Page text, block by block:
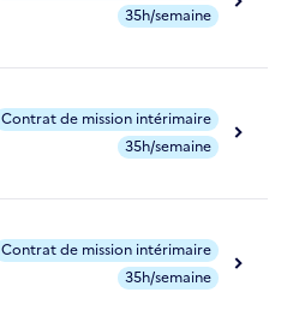
35h/semaine
Contrat de mission intérimaire
35h/semaine
Contrat de mission intérimaire
35h/semaine